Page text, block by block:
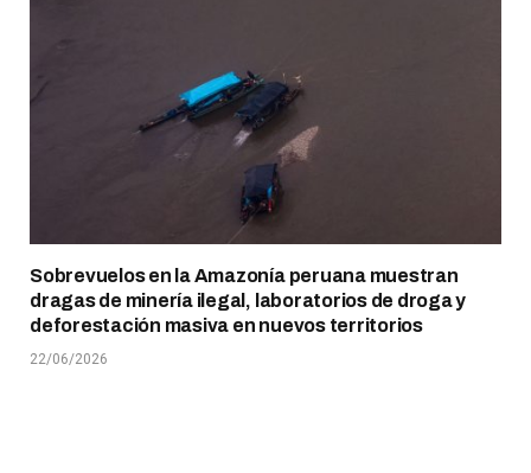
Sobrevuelos en la Amazonía peruana muestran
dragas de minería ilegal, laboratorios de droga y
deforestación masiva en nuevos territorios
22/06/2026